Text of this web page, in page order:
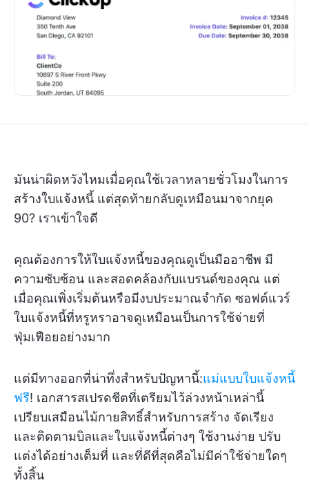
มันน่าผิดหวังไหมเมื่อคุณใช้เวลาหลายชั่วโมงในการ
สร้างใบแจ้งหนี้ แต่สุดท้ายกลับดูเหมือนมาจากยุค
90? เราเข้าใจดี
คุณต้องการให้ใบแจ้งหนี้ของคุณดูเป็นมืออาชีพ มี
ความซับซ้อน และสอดคล้องกับแบรนด์ของคุณ แต่
เมื่อคุณเพิ่งเริ่มต้นหรือมีงบประมาณจำกัด ซอฟต์แวร์
ใบแจ้งหนี้ที่หรูหราอาจดูเหมือนเป็นการใช้จ่ายที่
ฟุ่มเฟือยอย่างมาก
แต่มีทางออกที่น่าทึ่งสำหรับปัญหานี้:แม่แบบใบแจ้งหนี้
ฟรี! เอกสารสเปรดชีตที่เตรียมไว้ล่วงหน้าเหล่านี้
เปรียบเสมือนไม้กายสิทธิ์สำหรับการสร้าง จัดเรียง
และติดตามบิลและใบแจ้งหนี้ต่างๆ ใช้งานง่าย ปรับ
แต่งได้อย่างเต็มที่ และที่ดีที่สุดคือไม่มีค่าใช้จ่ายใดๆ
ทั้งสิ้น